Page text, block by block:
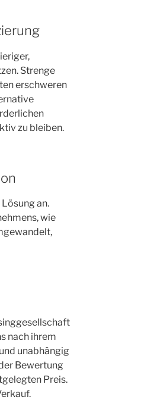
Strenge
erschweren
zu bleiben.
an.
wie
nach ihrem
unabhängig
Bewertung
Preis.